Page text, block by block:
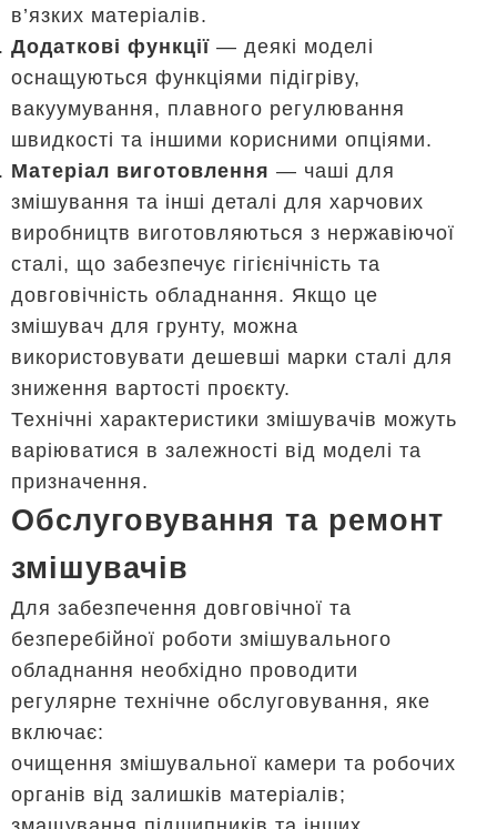
в’язких матеріалів.
Додаткові функції — деякі моделі
оснащуються функціями підігріву,
вакуумування, плавного регулювання
швидкості та іншими корисними опціями.
Матеріал виготовлення — чаші для
змішування та інші деталі для харчових
виробництв виготовляються з нержавіючої
сталі, що забезпечує гігієнічність та
довговічність обладнання. Якщо це
змішувач для грунту, можна
використовувати дешевші марки сталі для
зниження вартості проєкту.
Технічні характеристики змішувачів можуть
варіюватися в залежності від моделі та
призначення.
Обслуговування та ремонт
змішувачів
Для забезпечення довговічної та
безперебійної роботи змішувального
обладнання необхідно проводити
регулярне технічне обслуговування, яке
включає:
очищення змішувальної камери та робочих
органів від залишків матеріалів;